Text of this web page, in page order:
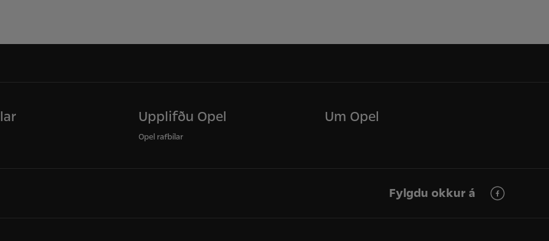
Upplifðu Opel
Opel rafbílar
Um Opel
Fylgdu okkur á